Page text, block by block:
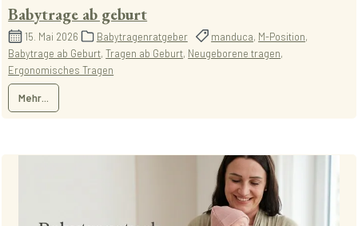
Babytrage ab geburt
15. Mai 2026 Babytragenratgeber manduca, M-Position,
Babytrage ab Geburt,Tragen ab Geburt, Neugeborene tragen,
Ergonomisches Tragen
Mehr...